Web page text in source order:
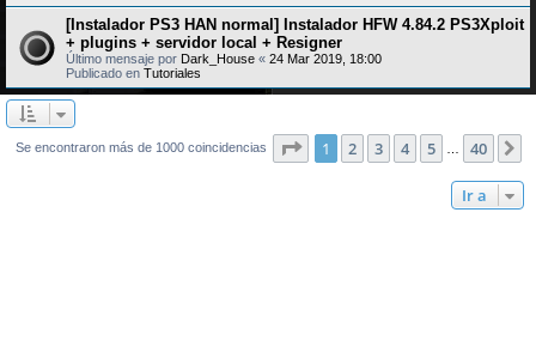
[Instalador PS3 HAN normal] Instalador HFW 4.84.2 PS3Xploit
+ plugins + servidor local + Resigner
Último mensaje por Dark_House « 24 Mar 2019, 18:00
Publicado en Tutoriales
Se encontraron más de 1000 coincidencias Página de 40
1 2 3 4 5 40
Ir a